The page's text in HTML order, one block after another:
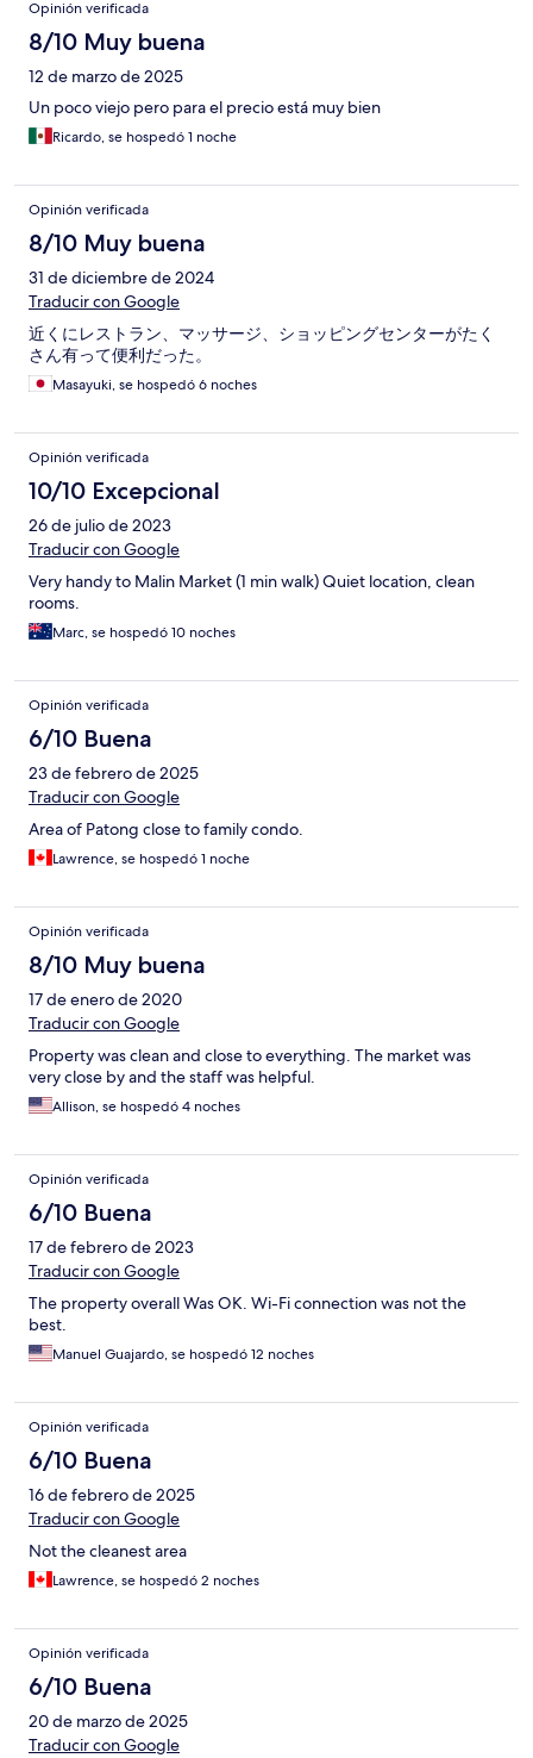
Opinión verificada
8/10 Muy buena
12 de marzo de 2025
Un poco viejo pero para el precio está muy bien
Ricardo, se hospedó 1 noche
Opinión verificada
8/10 Muy buena
31 de diciembre de 2024
Traducir con Google
近くにレストラン、マッサージ、ショッピングセンターがたく
さん有って便利だった。
Masayuki, se hospedó 6 noches
Opinión verificada
10/10 Excepcional
26 de julio de 2023
Traducir con Google
Very handy to Malin Market (1 min walk) Quiet location, clean
rooms.
Marc, se hospedó 10 noches
Opinión verificada
6/10 Buena
23 de febrero de 2025
Traducir con Google
Area of Patong close to family condo.
Lawrence, se hospedó 1 noche
Opinión verificada
8/10 Muy buena
17 de enero de 2020
Traducir con Google
Property was clean and close to everything. The market was
very close by and the staff was helpful.
Allison, se hospedó 4 noches
Opinión verificada
6/10 Buena
17 de febrero de 2023
Traducir con Google
The property overall Was OK. Wi-Fi connection was not the
best.
Manuel Guajardo, se hospedó 12 noches
Opinión verificada
6/10 Buena
16 de febrero de 2025
Traducir con Google
Not the cleanest area
Lawrence, se hospedó 2 noches
Opinión verificada
6/10 Buena
20 de marzo de 2025
Traducir con Google